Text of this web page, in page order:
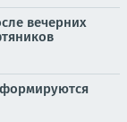
вечерних
формируются